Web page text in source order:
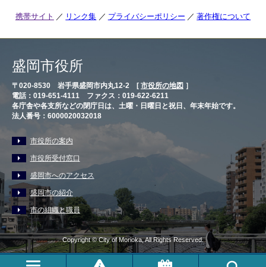
携帯サイト リンク集 プライバシーポリシー 著作権について
盛岡市役所
〒020-8530 岩手県盛岡市内丸12-2 [ 市役所の地図 ］
電話：019-651-4111 ファクス：019-622-6211
各庁舎や各支所などの閉庁日は、土曜・日曜日と祝日、年末年始です。
法人番号：6000020032018
市役所の案内
市役所受付窓口
盛岡市へのアクセス
盛岡市の紹介
市の組織と職員
Copyright © City of Morioka, All Rights Reserved.